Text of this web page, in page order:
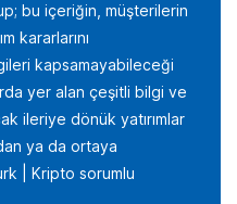
bu içeriğin, müşterilerin
kararlarını
kapsamayabileceği
yer alan çeşitli bilgi ve
ileriye dönük yatırımlar
ya da ortaya
| Kripto sorumlu